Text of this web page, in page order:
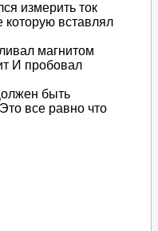
измерить ток
которую вставлял
магнитом
И пробовал
быть
все равно что